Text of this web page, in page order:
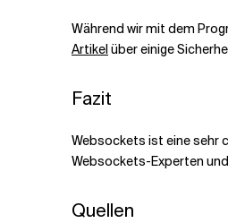
Während wir mit dem
Artikelüber einige
Fazit
Websockets ist eine sehr
Websockets-Experten
Quellen